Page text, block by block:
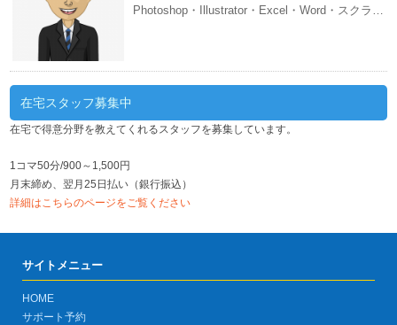
Photoshop・Illustrator・Excel・Word・スクラッ
在宅スタッフ募集中
在宅で得意分野を教えてくれるスタッフを募集しています。
1コマ50分/900～1,500円
月末締め、翌月25日払い（銀行振込）
詳細はこちらのページをご覧ください
サイトメニュー
HOME
サポート予約